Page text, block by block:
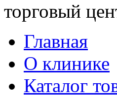
торговый
Главная
О клинике
Каталог